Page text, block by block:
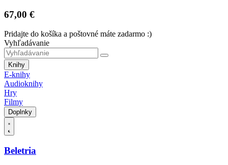
67,00 €
Pridajte do košíka a poštovné máte zadarmo :)
Vyhľadávanie
Knihy
E-knihy
Audioknihy
Hry
Filmy
Doplnky
Beletria